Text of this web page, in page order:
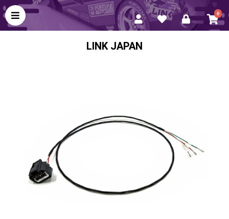
0
LINK JAPAN